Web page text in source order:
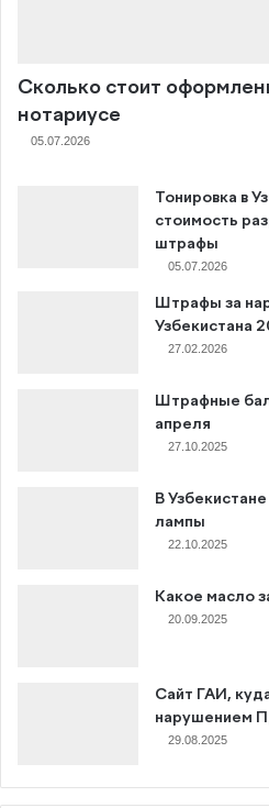
Сколько стоит
нотариусе
05.07.2026
Тонировка в
стоимость
штрафы
05.07.2026
Штрафы за
Узбекистана
27.02.2026
Штрафные
апреля
27.10.2025
В
лампы
22.10.2025
Какое масло
20.09.2025
Сайт ГАИ,
нарушением
29.08.2025